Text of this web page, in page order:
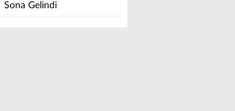
Sona Gelindi